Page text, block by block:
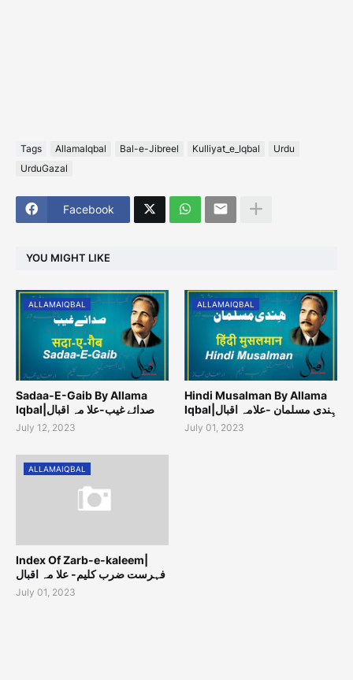
Tags AllamaIqbal Bal-e-Jibreel Kulliyat_e_Iqbal
Urdu
UrduGazal
Facebook
YOU MIGHT LIKE
ALLAMAIQBAL
Sadaa-E-Gaib By Allama
Iqbal|صدائے غیب-علا مہ اقبال
July 12, 2023
ALLAMAIQBAL
Hindi Musalman By Allama
Iqbal|ہِندی مسلمان -علامہ اقبال
July 01, 2023
ALLAMAIQBAL
Index Of Zarb-e-kaleem|
فہرست ضرب کلیم- علا مہ اقبال
July 01, 2023